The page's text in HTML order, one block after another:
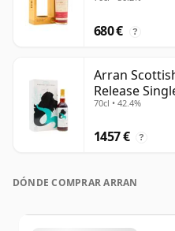
680 € ?
Arran
Release
70cl • 42.4%
1457 € ?
DÓNDE COMPRAR ARRAN